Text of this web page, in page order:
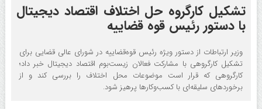
تشکیل کارگروه حل اختلاف اقتصاد دیجیتال
با دستور رئیس قوه قضاییه
وزیر ارتباطات از دستور ویژه رئیس قوه‌قضاییه در شورای عالی قضایی برای
تشکیل کارگروهی با مشارکت فعالان زیست‌بوم اقتصاد دیجیتال خبر داد؛
کارگروهی که قرار است موضوعات محل اختلاف را بررسی کند و از
برخوردهای سلیقه‌ای با کسب‌وکارها پرهیز شود.